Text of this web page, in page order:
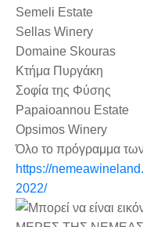
Semeli Estate
Sellas Winery
Domaine Skouras
Κτήμα Πυργάκη
Σοφία της Φύσης
Papaioannou Estate
Opsimos Winery
Όλο το πρόγραμμα
https://
2022/